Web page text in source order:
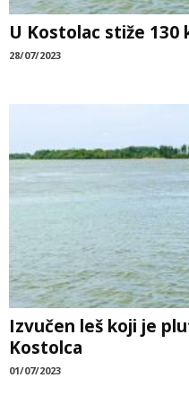
U Kostolac stiže 130
28/07/2023
Izvučen leš koji je
Kostolca
01/07/2023